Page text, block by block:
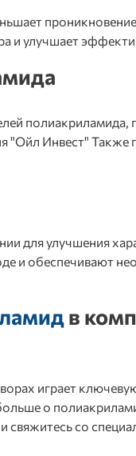
и улучшает
Инвест" Также
для улучшения
и обеспечивают
в
играет
о
свяжитесь со